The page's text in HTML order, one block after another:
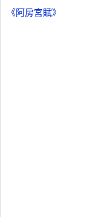
《阿房宮賦》